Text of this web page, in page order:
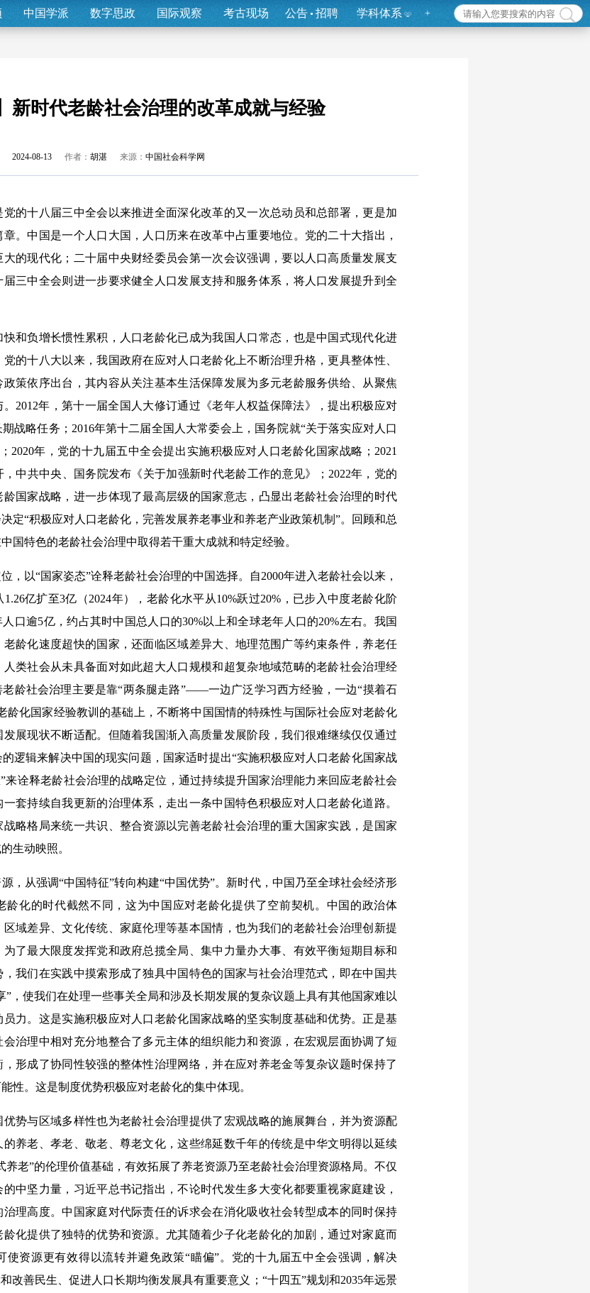
中国学派 数字思政 国际观察 考古现场 公告 招聘 学科体系 +
新时代老龄社会治理的改革成就与经验
2024-08-13 作者： 胡湛 来源： 中国社会科学网
十八届三中全会以来推进全面深化改革的又一次总动员和总部署，更是加
。中国是一个人口大国，人口历来在改革中占重要地位。党的二十大指出，
的现代化；二十届中央财经委员会第一次会议强调，要以人口高质量发展支
三中全会则进一步要求健全人口发展支持和服务体系，将人口发展提升到全
负增长惯性累积，人口老龄化已成为我国人口常态，也是中国式现代化进
的十八大以来，我国政府在应对人口老龄化上不断治理升格，更具整体性、
策依序出台，其内容从关注基本生活保障发展为多元老龄服务供给、从聚焦
2012年，第十一届全国人大修订通过《老年人权益保障法》，提出积极应对
战略任务；2016年第十二届全国人大常委会上，国务院就“关于落实应对人口
2020年，党的十九届五中全会提出实施积极应对人口老龄化国家战略；2021
中共中央、国务院发布《关于加强新时代老龄工作的意见》；2022年，党的
国家战略，进一步体现了最高层级的国家意志，凸显出老龄社会治理的时代
定“积极应对人口老龄化，完善发展养老事业和养老产业政策机制”。回顾和总
国特色的老龄社会治理中取得若干重大成就和特定经验。
以“国家姿态”诠释老龄社会治理的中国选择。自2000年进入老龄社会以来，
亿扩至3亿（2024年），老龄化水平从10%跃过20%，已步入中度老龄化阶
口逾5亿，约占其时中国总人口的30%以上和全球老年人口的20%左右。我国
龄化速度超快的国家，还面临区域差异大、地理范围广等约束条件，养老任
类社会从未具备面对如此超大人口规模和超复杂地域范畴的老龄社会治理经
龄社会治理主要是靠“两条腿走路”——一边广泛学习西方经验，一边“摸着石
龄化国家经验教训的基础上，不断将中国国情的特殊性与国际社会应对老龄化
展现状不断适配。但随着我国渐入高质量发展阶段，我们很难继续仅仅通过
逻辑来解决中国的现实问题，国家适时提出“实施积极应对人口老龄化国家战
来诠释老龄社会治理的战略定位，通过持续提升国家治理能力来回应老龄社会
套持续自我更新的治理体系，走出一条中国特色积极应对人口老龄化道路。
略格局来统一共识、整合资源以完善老龄社会治理的重大国家实践，是国家
生动映照。
从强调“中国特征”转向构建“中国优势”。新时代，中国乃至全球社会经济形
龄化的时代截然不同，这为中国应对老龄化提供了空前契机。中国的政治体
域差异、文化传统、家庭伦理等基本国情，也为我们的老龄社会治理创新提
了最大限度发挥党和政府总揽全局、集中力量办大事、有效平衡短期目标和
我们在实践中摸索形成了独具中国特色的国家与社会治理范式，即在中国共
”，使我们在处理一些事关全局和涉及长期发展的复杂议题上具有其他国家难以
力。这是实施积极应对人口老龄化国家战略的坚实制度基础和优势。正是基
治理中相对充分地整合了多元主体的组织能力和资源，在宏观层面协调了短
形成了协同性较强的整体性治理网络，并在应对养老金等复杂议题时保持了
性。这是制度优势积极应对老龄化的集中体现。
与区域多样性也为老龄社会治理提供了宏观战略的施展舞台，并为资源配
养老、孝老、敬老、尊老文化，这些绵延数千年的传统是中华文明得以延续
养老”的伦理价值基础，有效拓展了养老资源乃至老龄社会治理资源格局。不仅
中坚力量，习近平总书记指出，不论时代发生多大变化都要重视家庭建设，
理高度。中国家庭对代际责任的诉求会在消化吸收社会转型成本的同时保持
化提供了独特的优势和资源。尤其随着少子化老龄化的加剧，通过对家庭而
使资源更有效得以流转并避免政策“瞄偏”。党的十九届五中全会强调，解决
改善民生、促进人口长期均衡发展具有重要意义；“十四五”规划和2035年远景